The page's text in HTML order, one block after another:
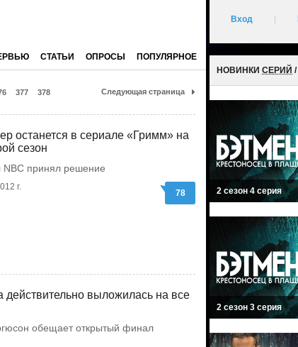
СТАТЬИ ОПРОСЫ ПОПУЛЯРНОЕ
377 378 Следующая страница
останется в сериале «Гримм» на
сезон
NBC принял решение
г.
78
действительно выложилась на все
обещает открытый финал
Вход
НОВИНКИ СЕРИЙ /
2 сезон 4 серия
2 сезон 3 серия